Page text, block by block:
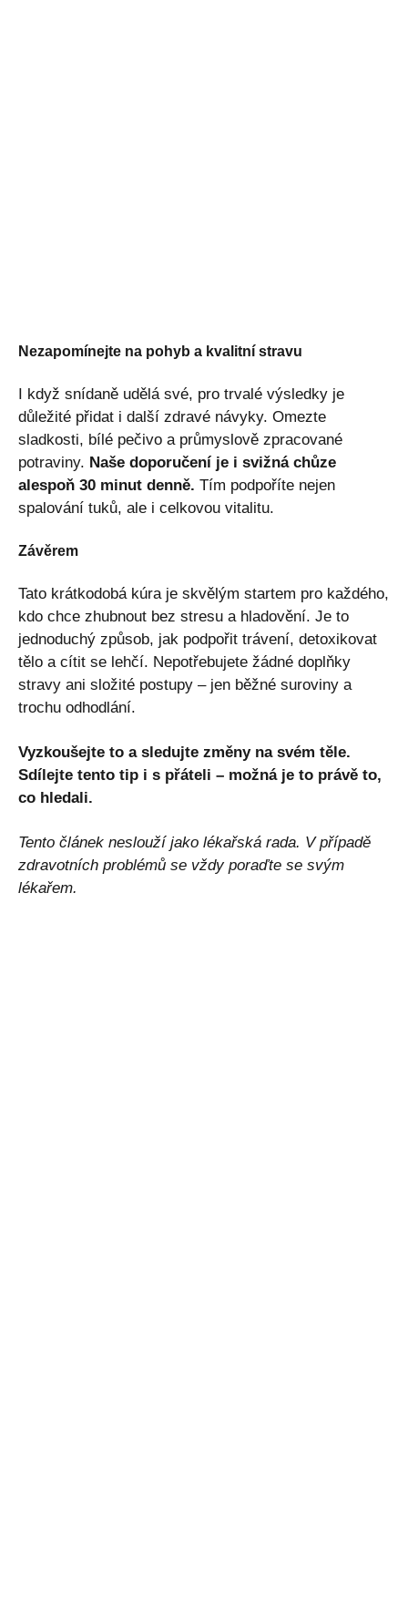
Nezapomínejte na pohyb a kvalitní stravu
I když snídaně udělá své, pro trvalé výsledky je
důležité přidat i další zdravé návyky. Omezte
sladkosti, bílé pečivo a průmyslově zpracované
potraviny. Naše doporučení je i svižná chůze
alespoň 30 minut denně. Tím podpoříte nejen
spalování tuků, ale i celkovou vitalitu.
Závěrem
Tato krátkodobá kúra je skvělým startem pro každého,
kdo chce zhubnout bez stresu a hladovění. Je to
jednoduchý způsob, jak podpořit trávení, detoxikovat
tělo a cítit se lehčí. Nepotřebujete žádné doplňky
stravy ani složité postupy – jen běžné suroviny a
trochu odhodlání.
Vyzkoušejte to a sledujte změny na svém těle.
Sdílejte tento tip i s přáteli – možná je to právě to,
co hledali.
Tento článek neslouží jako lékařská rada. V případě
zdravotních problémů se vždy poraďte se svým
lékařem.